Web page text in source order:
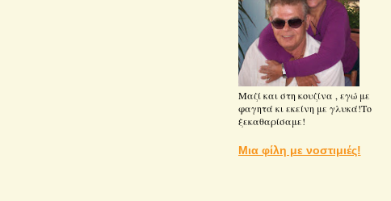
Μαζί και στη κουζίνα , εγώ με
φαγητά κι εκείνη με γλυκά!Το
ξεκαθαρίσαμε!
Μια φίλη με νοστιμιές!